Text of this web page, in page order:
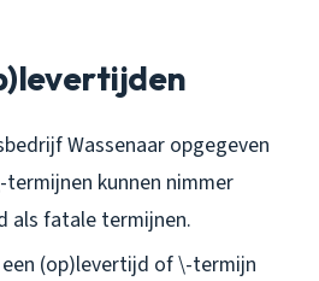
Wassenaar opgegeven
kunnen nimmer
als fatale termijnen.
(op)levertijd of \-termijn